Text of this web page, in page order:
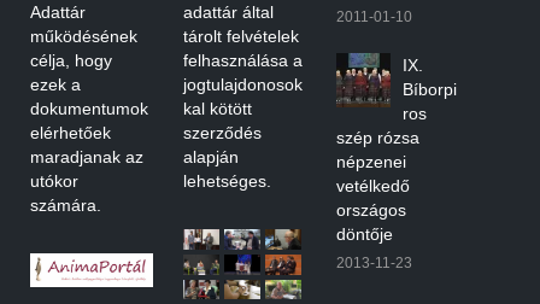
Adattár
működésének
célja, hogy
ezek a
dokumentumok
elérhetőek
maradjanak az
utókor
számára.
adattár által
tárolt felvételek
felhasználása a
jogtulajdonosok
kal kötött
szerződés
alapján
lehetséges.
2011-01-10
IX.
Bíborpi
ros
szép rózsa
népzenei
vetélkedő
országos
döntője
2013-11-23